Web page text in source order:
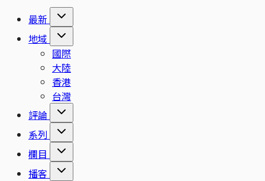
最新
地域
國際
大陸
香港
台灣
評論
系列
欄目
播客